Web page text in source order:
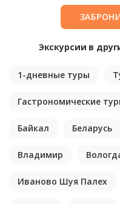
Экскурсии в
1-дневные туры
Гастрономические
Байкал Беларусь
Владимир
Иваново Шуя Палех